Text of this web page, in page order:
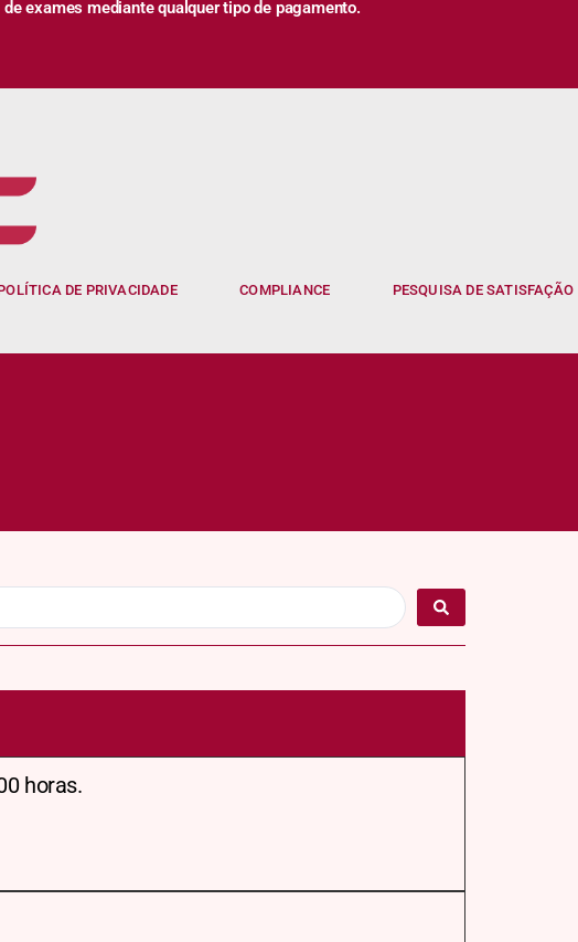
exames mediante qualquer tipo de pagamento.
DE PRIVACIDADE COMPLIANCE PESQUISA DE SATISFAÇÃO
horas.